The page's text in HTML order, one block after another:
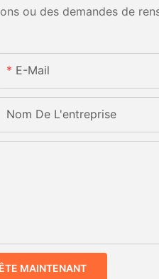
ou des demandes de
E-Mail
Nom De L'entreprise
MAINTENANT